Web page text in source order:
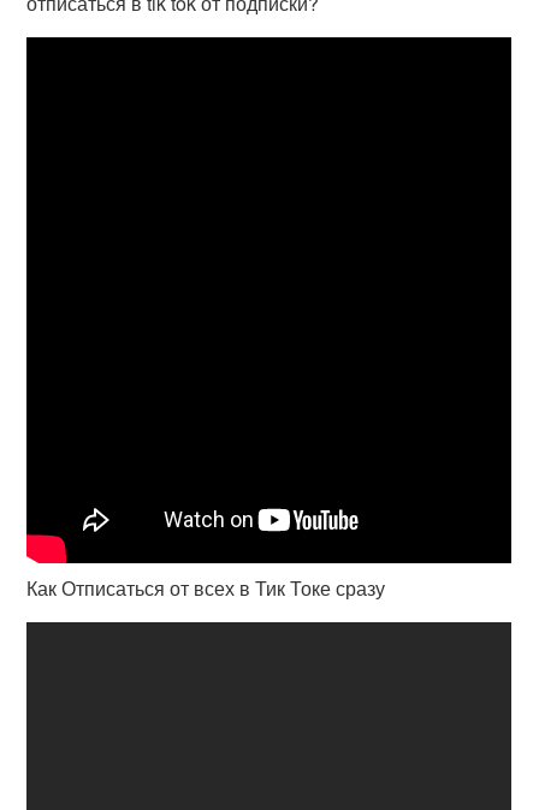
Как Отписаться от всех в Тик Токе сразу